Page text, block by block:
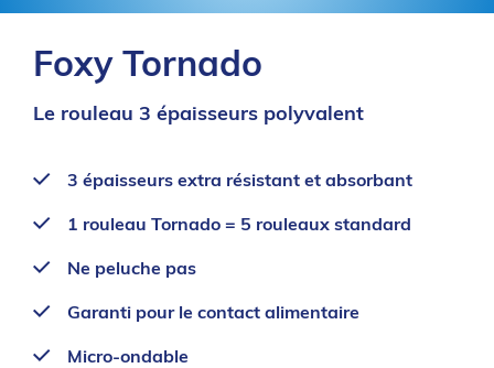
Foxy Tornado
Le rouleau 3 épaisseurs polyvalent
3 épaisseurs extra résistant et absorbant
1 rouleau Tornado = 5 rouleaux standard
Ne peluche pas
Garanti pour le contact alimentaire
Micro-ondable